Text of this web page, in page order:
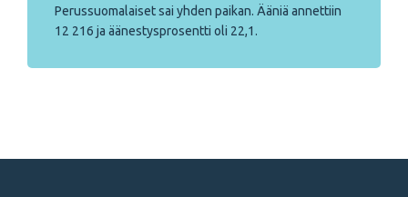
Perussuomalaiset sai yhden paikan. Ääniä annettiin
12 216 ja äänestysprosentti oli 22,1.